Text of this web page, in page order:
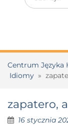
Centrum Języka
Idiomy »
zapatero,
16 stycznia